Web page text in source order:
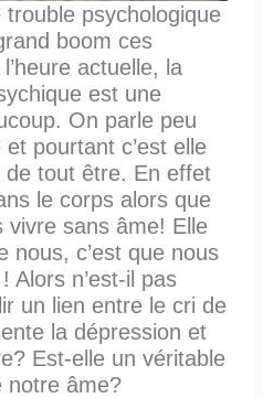
psychologique
boom ces
actuelle, la
est une
On parle peu
pourtant c’est elle
de tout être. En effet
le corps alors que
vivre sans âme! Elle
nous, c’est que nous
Alors n’est-il pas
un lien entre le cri de
la dépression et
Est-elle un véritable
notre âme?